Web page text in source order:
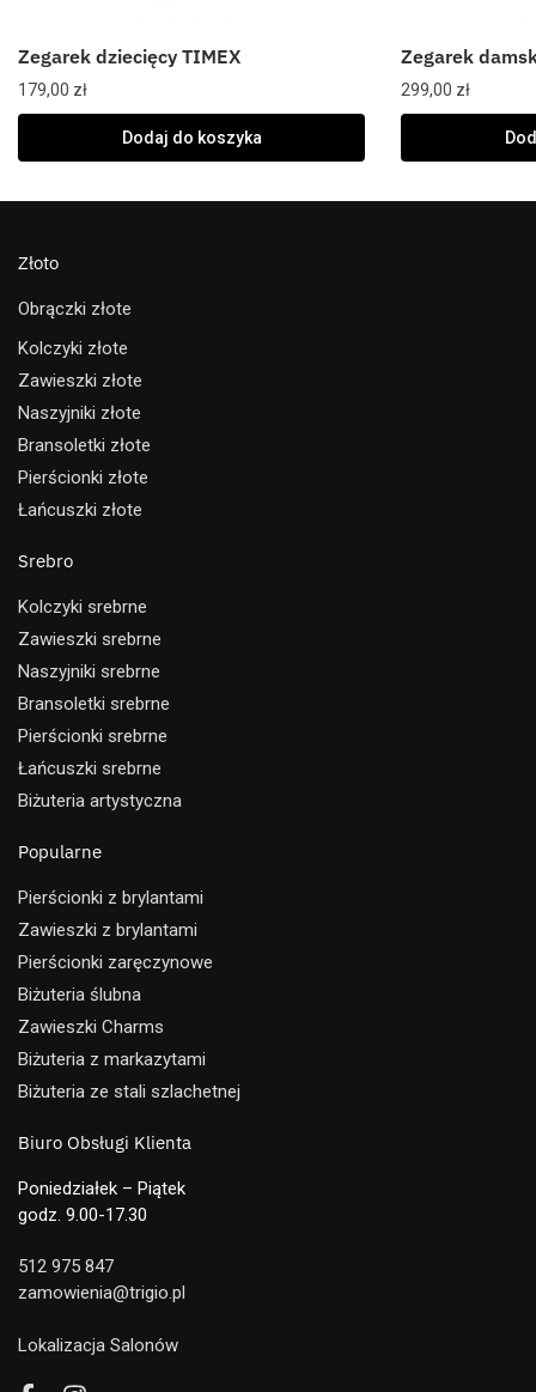
Zegarek dziecięcy TIMEX
179,00 zł
Dodaj do koszyka
Zegarek
299,00 zł
Złoto
Obrączki złote
Kolczyki złote
Zawieszki złote
Naszyjniki złote
Bransoletki złote
Pierścionki złote
Łańcuszki złote
Srebro
Kolczyki srebrne
Zawieszki srebrne
Naszyjniki srebrne
Bransoletki srebrne
Pierścionki srebrne
Łańcuszki srebrne
Biżuteria artystyczna
Popularne
Pierścionki z brylantami
Zawieszki z brylantami
Pierścionki zaręczynowe
Biżuteria ślubna
Zawieszki Charms
Biżuteria z markazytami
Biżuteria ze stali szlachetnej
Biuro Obsługi Klienta
Poniedziałek – Piątek
godz. 9.00-17.30
512 975 847
zamowienia@trigio.pl
Lokalizacja Salonów